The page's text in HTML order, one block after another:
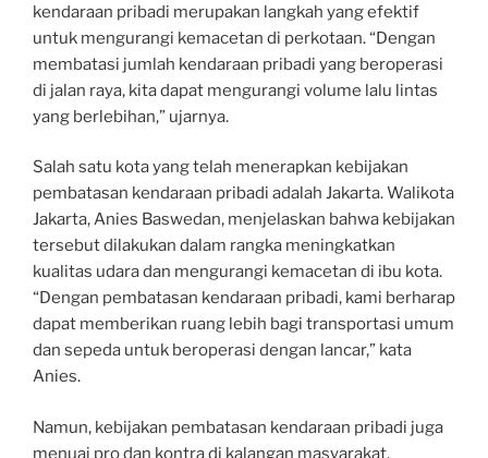
kendaraan pribadi merupakan langkah yang efektif
untuk mengurangi kemacetan di perkotaan. “Dengan
membatasi jumlah kendaraan pribadi yang beroperasi
di jalan raya, kita dapat mengurangi volume lalu lintas
yang berlebihan,” ujarnya.
Salah satu kota yang telah menerapkan kebijakan
pembatasan kendaraan pribadi adalah Jakarta. Walikota
Jakarta, Anies Baswedan, menjelaskan bahwa kebijakan
tersebut dilakukan dalam rangka meningkatkan
kualitas udara dan mengurangi kemacetan di ibu kota.
“Dengan pembatasan kendaraan pribadi, kami berharap
dapat memberikan ruang lebih bagi transportasi umum
dan sepeda untuk beroperasi dengan lancar,” kata
Anies.
Namun, kebijakan pembatasan kendaraan pribadi juga
menuai pro dan kontra di kalangan masyarakat.